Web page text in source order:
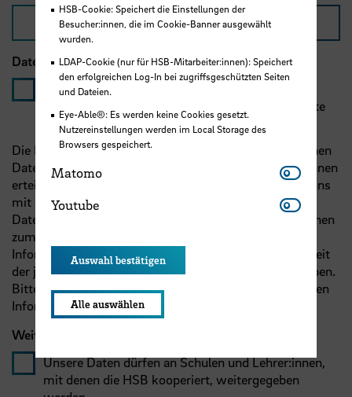
Datenschutzerklärung*
Ja, ich habe die untenstehenden Hinweise zum
Datenschutz zur Kenntnis genommen und möchte
meine Daten absenden.
Die Erhebung und Verarbeitung Ihrer personenbezogenen
Daten auf dieser Seite erfolgt auf Grundlage der von Ihnen
erteilten Einwilligung. Diese Einwilligung erteilen Sie uns
mit dem Absenden. Nach Art. 13 der Europäischen
Datenschutzgrundverordnung sind wir verpflichtet, Ihnen
zum Zeitpunkt der Erhebung der Daten eine Reihe von
Informationen, darunter den Hinweis auf die Möglichkeit
der jederzeitigen Rücknahme Ihrer Einwilligung, zu geben.
Bitte nehmen Sie Kenntnis von den zusammengestellten
Informationen in unserer
Weitergabe von Daten
Unsere Daten dürfen an Schulen und Lehrer:innen,
mit denen die HSB kooperiert, weitergegeben
HSB-Cookie: Speichert die Einstellungen der
Besucher:innen, die im Cookie-Banner ausgewählt
wurden.
LDAP-Cookie (nur für HSB-Mitarbeiter:innen): Speichert
den erfolgreichen Log-In bei zugriffsgeschützten Seiten
und Dateien.
Eye-Able®: Es werden keine Cookies gesetzt.
Nutzereinstellungen werden im Local Storage des
Browsers gespeichert.
Matomo Matomo
Youtube Youtube
Auswahl bestätigen
Alle auswählen